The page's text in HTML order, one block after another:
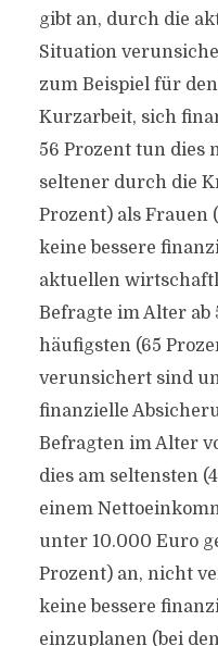
gibt an, durch die
Situation
zum Beispiel für
Kurzarbeit, sich
56 Prozent tun dies
seltener durch die
Prozent) als Frauen
keine bessere
aktuellen
Befragte im Alter ab
häufigsten (65
verunsichert sind
finanzielle
Befragten im Alter
dies am seltensten
einem
unter 10.000 Euro
Prozent) an, nicht
keine bessere
einzuplanen (bei